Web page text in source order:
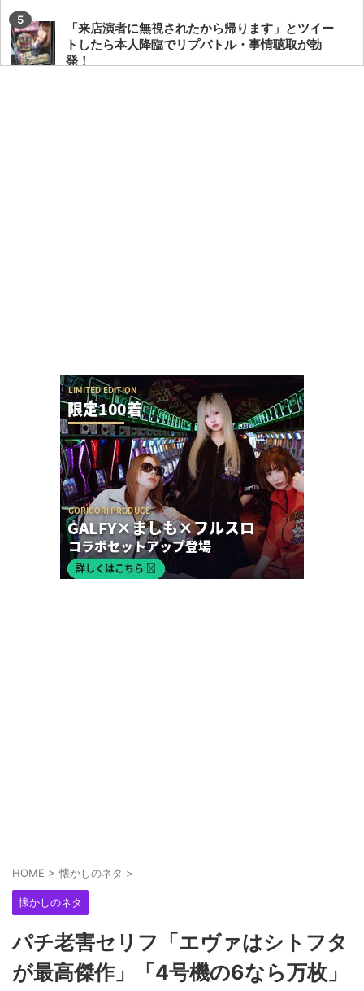
「来店演者に無視されたから帰ります」とツイー
トしたら本人降臨でリプバトル・事情聴取が勃
発！
パチ屋の女性店員さん、客と笑顔で会話しただけでクレー
ムを言われる
HOME > 懐かしのネタ >
懐かしのネタ
パチ老害セリフ「エヴァはシトフタ
が最高傑作」「4号機の6なら万枚」